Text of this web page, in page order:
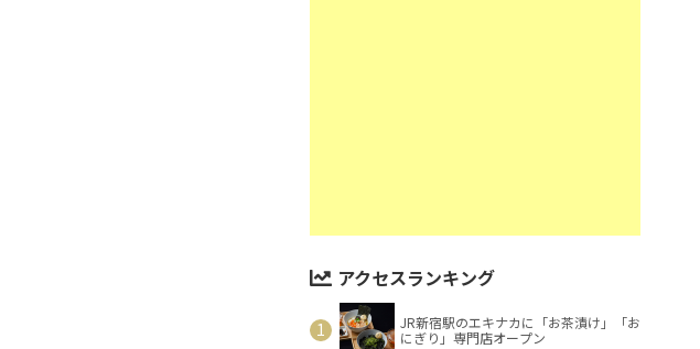
アクセスランキング
JR新宿駅のエキナカに「お茶漬け」「お
にぎり」専門店オープン